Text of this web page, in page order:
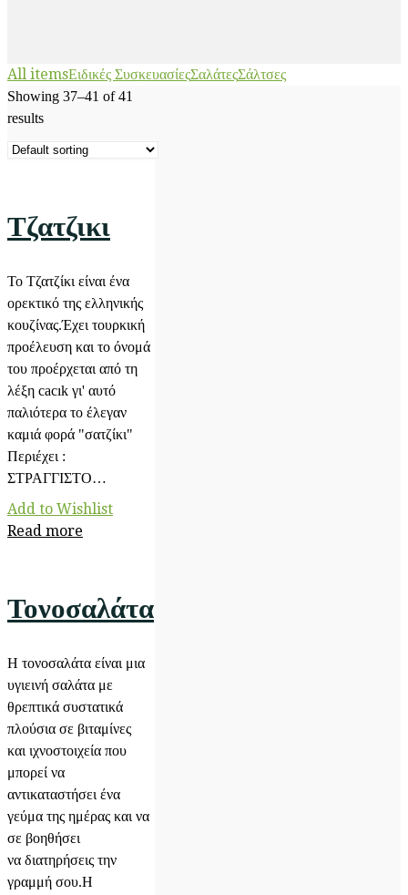
All itemsΕιδικές ΣυσκευασίεςΣαλάτεςΣάλτσες
Showing 37–41 of 41
results
Τζατζικι
Το Τζατζίκι είναι ένα
ορεκτικό της ελληνικής
κουζίνας.Έχει τουρκική
προέλευση και το όνομά
του προέρχεται από τη
λέξη cacık γι' αυτό
παλιότερα το έλεγαν
καμιά φορά "σατζίκι"
Περιέχει :
ΣΤΡΑΓΓΙΣΤΟ…
Add to Wishlist
Read more
Τονοσαλάτα
H τονοσαλάτα είναι μια
υγιεινή σαλάτα με
θρεπτικά συστατικά
πλούσια σε βιταμίνες
και ιχνοστοιχεία που
μπορεί να
αντικαταστήσει ένα
γεύμα της ημέρας και να
σε βοηθήσει
να διατηρήσεις την
γραμμή σου.Η